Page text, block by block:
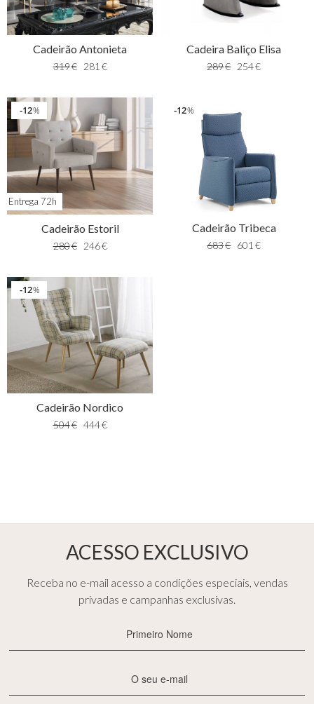
Cadeirão Antonieta
319€ 281 €
Cadeira Baliço Elisa
289€ 254€
Entrega 72h
%
12
Cadeirão Estoril
280€ 246€
%
12
Cadeirão Tribeca
683€ 601 €
%
12
Cadeirão Nordico
504€ 444€
ACESSO EXCLUSIVO
Receba no e-mail acesso a condições especiais, vendas
privadas e campanhas exclusivas.
Nome
mail